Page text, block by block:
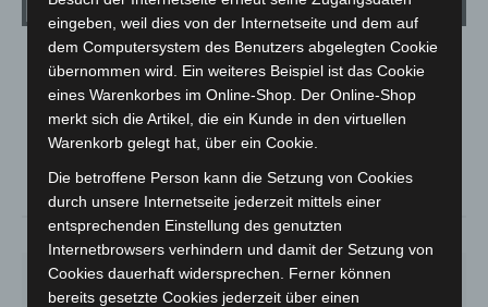
LANGENHAGEN
Überwiegend Bewölkt
19.3°C 19.6°
17.7°
65% 3.5m/s
FR.
21°
SA.
26°
SO.
32°
MO.
31°
eingeben, weil dies von der Internetseite und dem auf
dem Computersystem des Benutzers abgelegten Cookie
übernommen wird. Ein weiteres Beispiel ist das Cookie
eines Warenkorbes im Online-Shop. Der Online-Shop
merkt sich die Artikel, die ein Kunde in den virtuellen
Warenkorb gelegt hat, über ein Cookie.
Die betroffene Person kann die Setzung von Cookies
durch unsere Internetseite jederzeit mittels einer
entsprechenden Einstellung des genutzten
Internetbrowsers verhindern und damit der Setzung von
Cookies dauerhaft widersprechen. Ferner können
bereits gesetzte Cookies jederzeit über einen